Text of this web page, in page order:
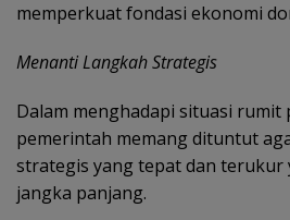
memperkuat fondasi ekonomi
Menanti Langkah Strategis
Dalam menghadapi situasi
pemerintah memang dituntut
strategis yang tepat dan terukur
jangka panjang.